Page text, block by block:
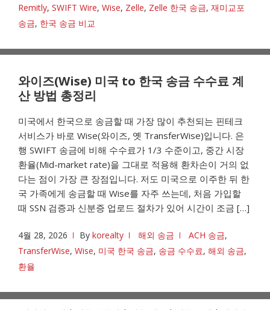
Remitly, SWIFT Wire, Wise, Zelle, Zelle 한국 송금, 재미교포
송금, 한국 송금 비교
와이즈(Wise) 미국 to 한국 송금 수수료 계
산 방법 총정리
미국에서 한국으로 송금할 때 가장 많이 추천되는 핀테크
서비스가 바로 Wise(와이즈, 옛 TransferWise)입니다. 은
행 SWIFT 송금에 비해 수수료가 1/3 수준이고, 중간 시장
환율(Mid-market rate)을 그대로 적용해 환차손이 거의 없
다는 점이 가장 큰 장점입니다. 저도 미국으로 이주한 뒤 한
국 가족에게 송금할 때 Wise를 자주 쓰는데, 처음 가입할
때 SSN 검증과 신분증 업로드 절차가 있어 시간이 조금 […]
4월 28, 2026 By korealty 해외 송금 ACH 송금,
TransferWise, Wise, 미국 한국 송금, 송금 수수료, 해외 송금,
환율